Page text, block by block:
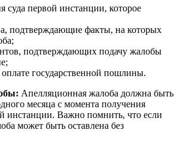
суда первой инстанции, которое
подтверждающие факты, на которых
подтверждающих подачу жалобы
государственной пошлины.
Апелляционная жалоба должна быть
месяца с момента получения
инстанции. Важно помнить, что если
может быть оставлена без